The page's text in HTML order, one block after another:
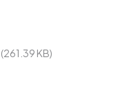
(261.39 KB)